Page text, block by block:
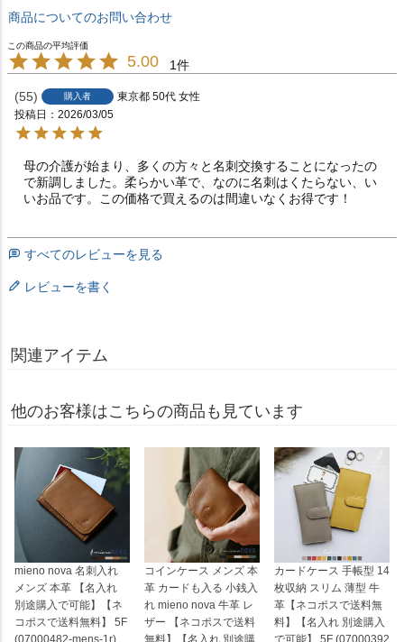
商品についてのお問い合わせ
5.00 1
55 購入者 東京都 50代 女性
投稿日
2026/03/05
母の介護が始まり、多くの方々と名刺交換することになったの
で新調しました。柔らかい革で、なのに名刺はくたらない、い
いお品です。この価格で買えるのは間違いなくお得です！
すべてのレビューを見る
レビューを書く
関連アイテム
他のお客様はこちらの商品も見ています
mieno nova 名刺入れ
メンズ 本革 【名入れ
別途購入で可能】【ネ
コポスで送料無料】 5F
(07000482-mens-1r)
コインケース メンズ 本
革 カードも入る 小銭入
れ mieno nova 牛革 レ
ザー 【ネコポスで送料
無料】【名入れ 別途購
カードケース 手帳型 14
枚収納 スリム 薄型 牛
革【ネコポスで送料無
料】【名入れ 別途購入
で可能】 5F (07000392